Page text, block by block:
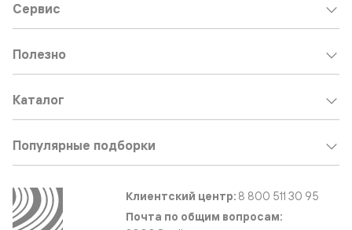
Сервис
Полезно
Каталог
Популярные подборки
Клиентский центр: 8 800 511 30 95
Почта по общим вопросам: